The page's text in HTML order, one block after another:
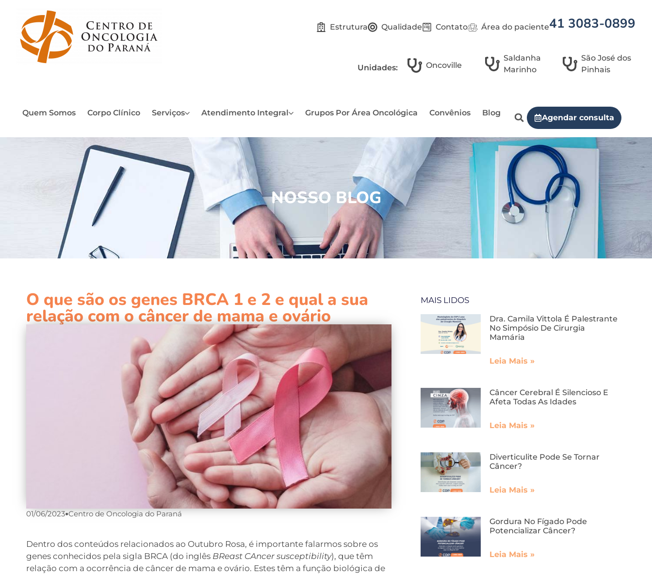
Estrutura Qualidade Contato Área do paciente41 3083-0899
Unidades: Oncoville
Saldanha
Marinho
São José dos
Pinhais
Quem Somos Corpo Clínico Serviços Atendimento Integral Grupos Por Área Oncológica Convênios Blog
Agendar consulta
NOSSO BLOG
O que são os genes BRCA 1 e 2 e qual a sua
relação com o câncer de mama e ovário
01/06/2023•Centro de Oncologia do Paraná
Dentro dos conteúdos relacionados ao Outubro Rosa, é importante falarmos sobre os
genes conhecidos pela sigla BRCA (do inglês BReast CAncer susceptibility), que têm
relação com a ocorrência de câncer de mama e ovário. Estes têm a função biológica de
MAIS LIDOS
Dra. Camila Vittola É Palestrante
No Simpósio De Cirurgia
Mamária
Leia Mais »
Câncer Cerebral É Silencioso E
Afeta Todas As Idades
Leia Mais »
Diverticulite Pode Se Tornar
Câncer?
Leia Mais »
Gordura No Fígado Pode
Potencializar Câncer?
Leia Mais »